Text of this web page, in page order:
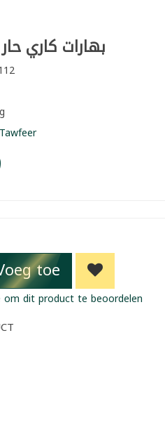
بهارات كاري حار
Tawfeer
toe
om dit product te beoordelen